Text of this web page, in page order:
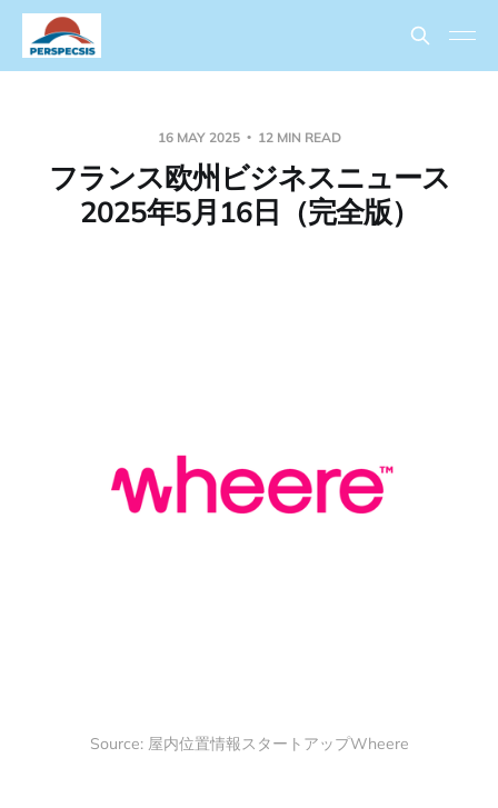
16 MAY 2025 12 MIN READ
フランス欧州ビジネスニュース
2025年5月16日（完全版）
Source: 屋内位置情報スタートアップWheere